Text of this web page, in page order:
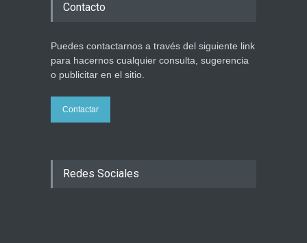
Contacto
Puedes contactarnos a través del siguiente link
para hacernos cualquier consulta, sugerencia
o publicitar en el sitio.
Contactar
Redes Sociales